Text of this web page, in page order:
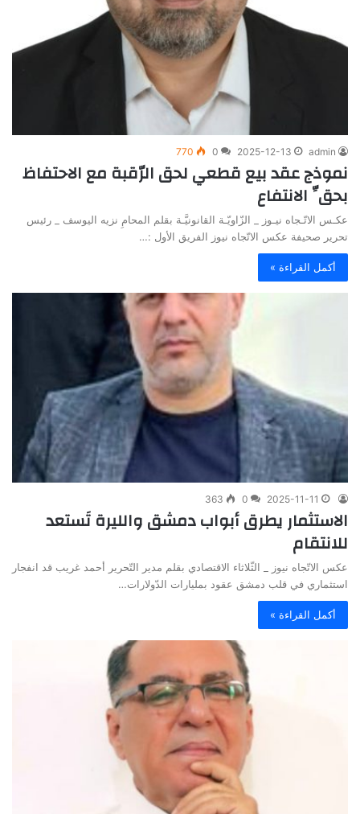
admin
2025-12-13
0
770
نموذج عقد بيع قطعي لحق الرّقبة مع الاحتفاظ
بحقِّ الانتفاع
عكـس الاتّـجاه نيـوز _ الزّاويّـة القانونيَّـة بقلم المحامِ نزيه اليوسف _ رئيس
تحرير صحيفة عكس الاتّجاه نيوز الفريق الأول :…
أكمل القراءة »
2025-11-11
0
363
الاستثمار يطرق أبواب دمشق والليرة تَستعد
للانتقام
عكس الاتّجاه نيوز _ الثّلاثاء الاقتصادي بقلم مدير التّحرير أحمد غريب قد انفجار
استثماري في قلب دمشق عقود بمليارات الدّولارات…
أكمل القراءة »